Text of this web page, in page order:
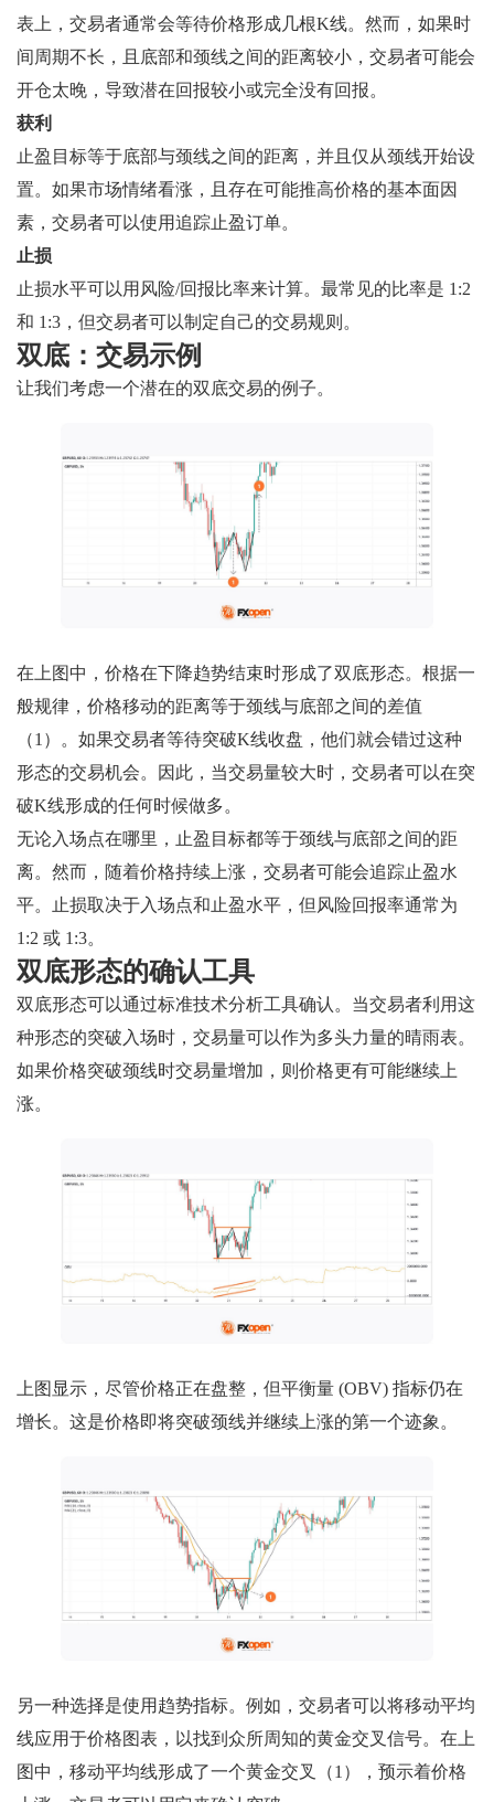
表上，交易者通常会等待价格形成几根K线。然而，如果时
间周期不长，且底部和颈线之间的距离较小，交易者可能会
开仓太晚，导致潜在回报较小或完全没有回报。
获利
止盈目标等于底部与颈线之间的距离，并且仅从颈线开始设
置。如果市场情绪看涨，且存在可能推高价格的基本面因
素，交易者可以使用追踪止盈订单。
止损
止损水平可以用风险/回报比率来计算。最常见的比率是 1:2
和 1:3，但交易者可以制定自己的交易规则。
双底：交易示例
让我们考虑一个潜在的双底交易的例子。
在上图中，价格在下降趋势结束时形成了双底形态。根据一
般规律，价格移动的距离等于颈线与底部之间的差值
（1）。如果交易者等待突破K线收盘，他们就会错过这种
形态的交易机会。因此，当交易量较大时，交易者可以在突
破K线形成的任何时候做多。
无论入场点在哪里，止盈目标都等于颈线与底部之间的距
离。然而，随着价格持续上涨，交易者可能会追踪止盈水
平。止损取决于入场点和止盈水平，但风险回报率通常为
1:2 或 1:3。
双底形态的确认工具
双底形态可以通过标准技术分析工具确认。当交易者利用这
种形态的突破入场时，交易量可以作为多头力量的晴雨表。
如果价格突破颈线时交易量增加，则价格更有可能继续上
涨。
上图显示，尽管价格正在盘整，但平衡量 (OBV) 指标仍在
增长。这是价格即将突破颈线并继续上涨的第一个迹象。
另一种选择是使用趋势指标。例如，交易者可以将移动平均
线应用于价格图表，以找到众所周知的黄金交叉信号。在上
图中，移动平均线形成了一个黄金交叉（1），预示着价格